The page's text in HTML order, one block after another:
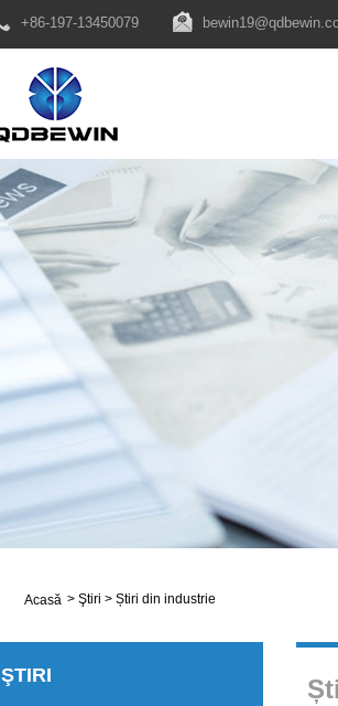
+86-197-13450079
Acasă > Ştiri > Știri din industrie
ŞTIRI